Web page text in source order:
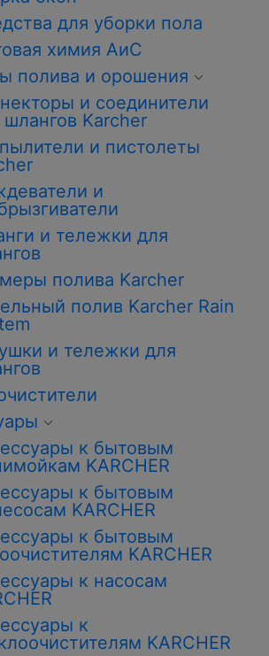
для уборки пола
химия АиС
полива и орошения
и соединители
шлангов Karcher
и пистолеты
и
и тележки для
полива Karcher
полив Karcher Rain
и тележки для
к бытовым
KARCHER
к бытовым
KARCHER
к бытовым
KARCHER
к насосам
к
KARCHER